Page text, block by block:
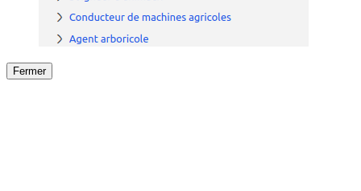
Fermer